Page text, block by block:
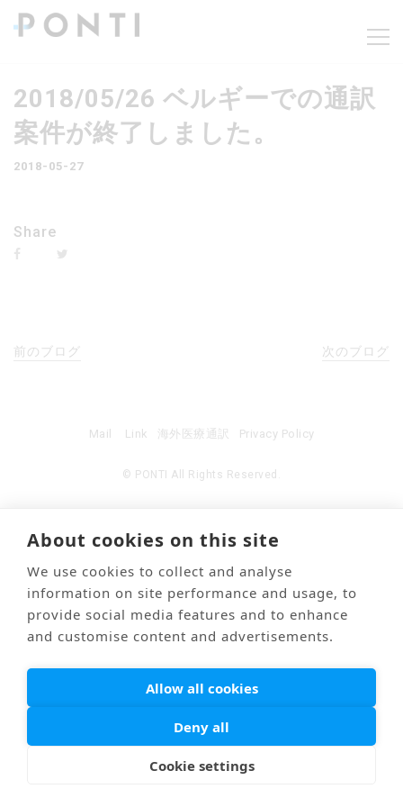
2018/05/26 ベルギーでの通訳
案件が終了しました。
2018-05-27
Share
前のブログ 次のブログ
© PONTI All Rights Reserved.
Mail Link 海外医療通訳 Privacy Policy
About cookies on this site
We use cookies to collect and analyse
information on site performance and usage, to
provide social media features and to enhance
and customise content and advertisements.
Allow all cookies
Deny all
Cookie settings